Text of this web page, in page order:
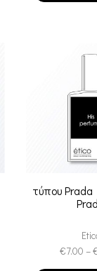
τύπου Prada
€7.00 –